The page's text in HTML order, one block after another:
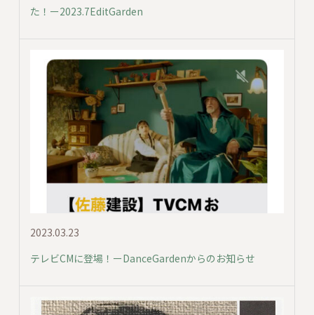
た！ー2023.7EditGarden
2023.03.23
テレビCMに登場！ーDanceGardenからのお知らせ